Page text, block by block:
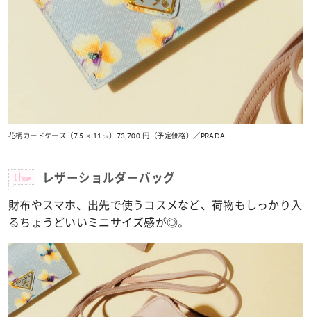
花柄カードケース（7.5 × 11㎝）73,700 円（予定価格）／PRADA
Item レザーショルダーバッグ
財布やスマホ、出先で使うコスメなど、荷物もしっかり入
るちょうどいいミニサイズ感が◎。